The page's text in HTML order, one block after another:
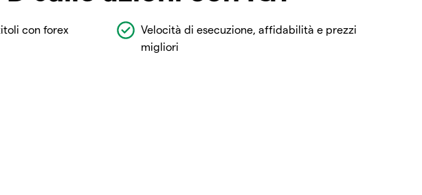
con forex
Velocità di esecuzione, affidabilità e prezzi
migliori